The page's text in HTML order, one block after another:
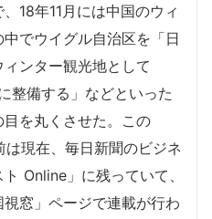
18年11月には中国のウィ
でウイグル自治区を「日
ンター観光地として
整備する」などといった
を丸くさせた。この
は現在、毎日新聞のビジネ
Online」に残っていて、
窓」ページで連載が行わ